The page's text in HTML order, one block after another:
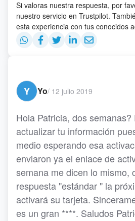
Si valoras nuestra respuesta, por
nuestro servicio en Trustpilot.
esta experiencia con tus conocidos
Y
Yo/ 12 julio 2019
Hola Patricia, dos semanas?
actualizar tu información
medio esperando esa
enviaron ya el enlace de
semana me dicen lo mismo,
respuesta "estándar " la
activará su tarjeta.
es un gran ****. Saludos